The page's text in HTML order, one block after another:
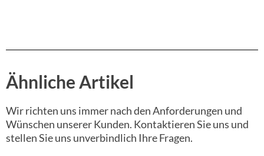
Ähnliche Artikel
Wir richten uns immer nach den Anforderungen und
Wünschen unserer Kunden. Kontaktieren Sie uns und
stellen Sie uns unverbindlich Ihre Fragen.